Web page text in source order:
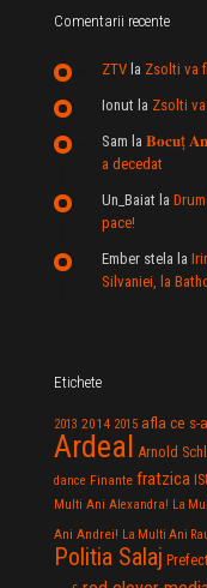
Comentarii recente
ZTV la Zsolti va
Ionut la Zsolti
Sam la 𝐁𝐨𝐜𝐮ț
a decedat
Un_Baiat la
pace!
Ember stela la
Silvaniei, la
Etichete
2013 2014 2015 afla ce s-
Ardeal Arnold
dance Finante fratzica
Multi Ani Alexandra! La
Ani Andrei! La Multi Ani
Politia Salaj